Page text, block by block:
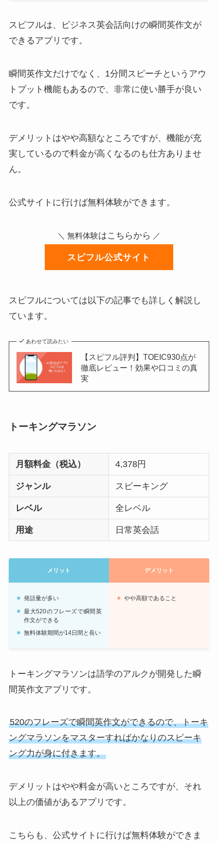
スピフルは、ビジネス英会話向けの瞬間英作文が
できるアプリです。
瞬間英作文だけでなく、1分間スピーチというアウ
トプット機能もあるので、非常に使い勝手が良い
です。
デメリットはやや高額なところですが、機能が充
実しているので料金が高くなるのも仕方ありませ
ん。
公式サイトに行けば無料体験ができます。
＼ 無料体験はこちらから ／
スピフル公式サイト
スピフルについては以下の記事でも詳しく解説し
ています。
あわせて読みたい
【スピフル評判】TOEIC930点が
徹底レビュー！効果や口コミの真
実
トーキングマラソン
月額料金（税込） 4,378円
ジャンル スピーキング
レベル 全レベル
用途 日常英会話
メリット デメリット
発話量が多い
最大520のフレーズで瞬間英
作文ができる
無料体験期間が14日間と長い
やや高額であること
トーキングマラソンは語学のアルクが開発した瞬
間英作文アプリです。
520のフレーズで瞬間英作文ができるので、トーキ
ングマラソンをマスターすればかなりのスピーキ
ング力が身に付きます。
デメリットはやや料金が高いところですが、それ
以上の価値があるアプリです。
こちらも、公式サイトに行けば無料体験ができま